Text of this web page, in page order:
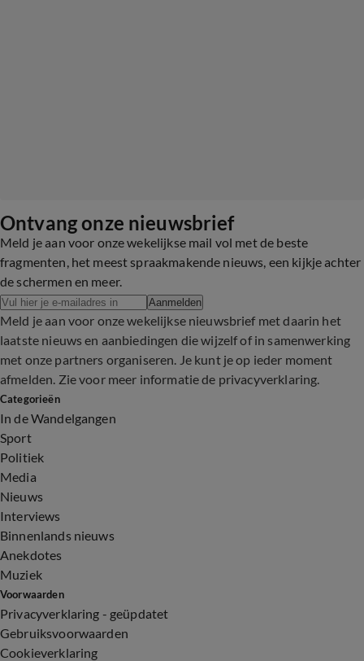
Ontvang onze nieuwsbrief
Meld je aan voor onze wekelijkse mail vol met de beste
fragmenten, het meest spraakmakende nieuws, een kijkje achter
de schermen en meer.
Aanmelden
Meld je aan voor onze wekelijkse nieuwsbrief met daarin het
laatste nieuws en aanbiedingen die wijzelf of in samenwerking
met onze partners organiseren. Je kunt je op ieder moment
afmelden. Zie voor meer informatie de privacyverklaring.
Categorieën
In de Wandelgangen
Sport
Politiek
Media
Nieuws
Interviews
Binnenlands nieuws
Anekdotes
Muziek
Voorwaarden
Privacyverklaring - geüpdatet
Gebruiksvoorwaarden
Cookieverklaring